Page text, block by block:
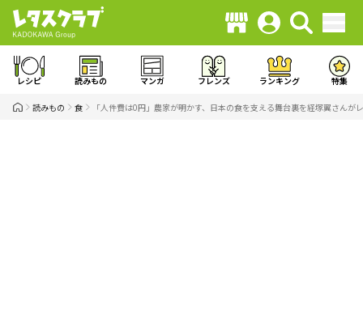
レシピ 読みもの マンガ フレンズ ランキング 特集
読みもの 食 「人件費は0円」農家が明かす、日本の食を支える舞台裏を経塚翼さんが